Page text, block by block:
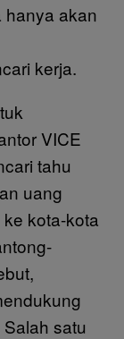
hanya akan
kerja.
VICE
tahu
uang
kota-kota
satu